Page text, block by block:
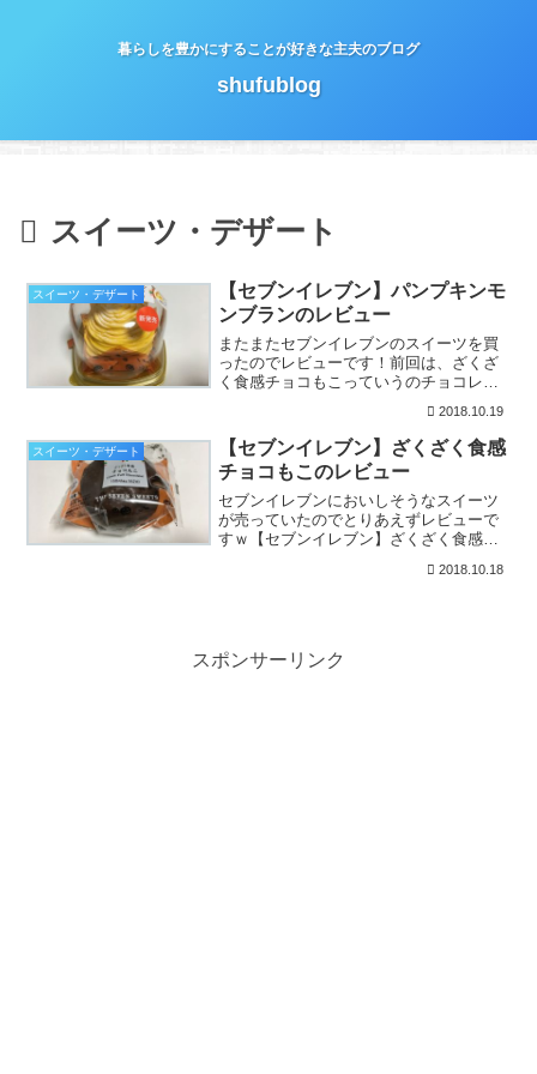
暮らしを豊かにすることが好きな主夫のブログ
shufublog
スイーツ・デザート
スイーツ・デザート
【セブンイレブン】パンプキンモ
ンブランのレビュー
またまたセブンイレブンのスイーツを買
ったのでレビューです！前回は、ざくざ
く食感チョコもこっていうのチョコレー
ましたｗ今回は、かぼちゃのケーキで
す！【セブンイレブン】パンプキンモン
ブランのレビューかぼちゃを...
2018.10.19
スイーツ・デザート
【セブンイレブン】ざくざく食感
チョコもこのレビュー
セブンイレブンにおいしそうなスイーツ
が売っていたのでとりあえずレビューで
すｗ【セブンイレブン】ざくざく食感チ
ョコレートバージョンっといった感じの
2018.10.18
スポンサーリンク